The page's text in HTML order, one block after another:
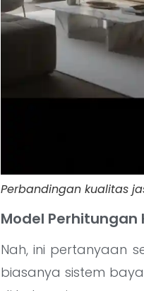
Perbandingan kualitas
Model Perhitungan
Nah, ini pertanyaan
biasanya sistem